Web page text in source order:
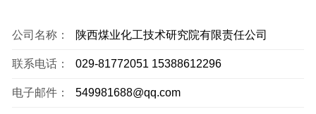
公司名称： 陕西煤业化工技术研究院有限责任公司
联系电话： 029-81772051 15388612296
电子邮件： 549981688@qq.com